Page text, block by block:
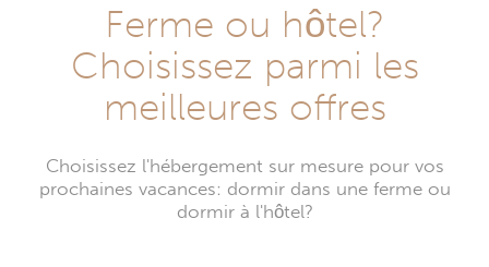
Ferme ou hôtel?
Choisissez parmi les
meilleures offres
Choisissez l'hébergement sur mesure pour vos
prochaines vacances: dormir dans une ferme ou
dormir à l'hôtel?